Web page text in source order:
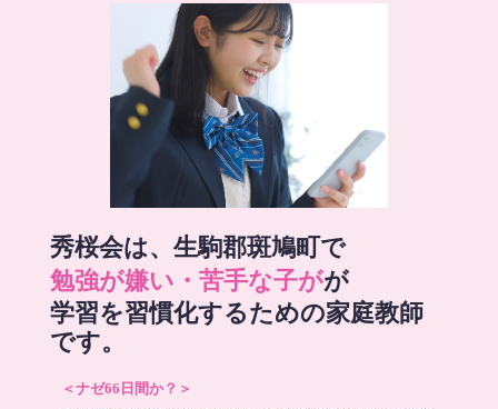
秀桜会は、生駒郡斑鳩町で
勉強が嫌い・苦手な子がが
学習を習慣化するための家庭教師
です。
＜ナゼ66日間か？＞